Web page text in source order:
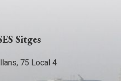
Sitges
75 Local 4